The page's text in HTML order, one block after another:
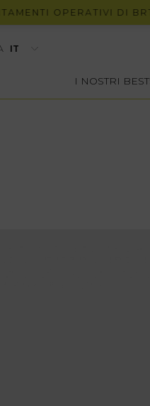
OPERATIVI DI BRT,
I NOSTRI